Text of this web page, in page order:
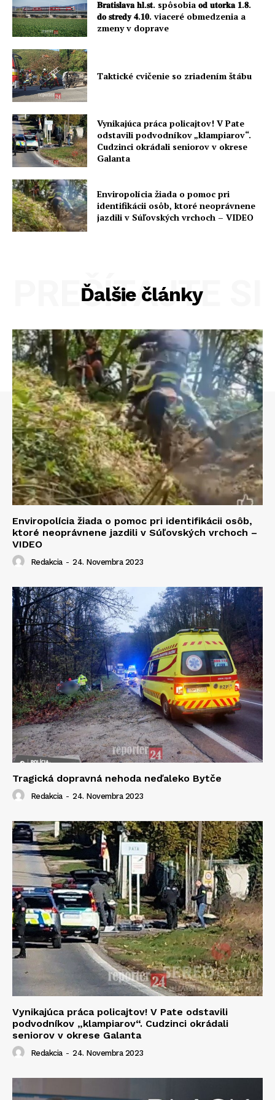
𝐁𝐫𝐚𝐭𝐢𝐬𝐥𝐚𝐯𝐚 𝐡𝐥.𝐬𝐭. spôsobia 𝐨𝐝 𝐮𝐭𝐨𝐫𝐤𝐚 𝟏.𝟖.
𝐝𝐨 𝐬𝐭𝐫𝐞𝐝𝐲 𝟒.𝟏𝟎. viaceré obmedzenia a
zmeny v doprave
Taktické cvičenie so zriadením štábu
Vynikajúca práca policajtov! V Pate
odstavili podvodníkov „klampiarov“.
Cudzinci okrádali seniorov v okrese
Galanta
Enviropolícia žiada o pomoc pri
identifikácii osôb, ktoré neoprávnene
jazdili v Súľovských vrchoch – VIDEO
Ďalšie články
PREČÍTAJTE SI
Enviropolícia žiada o pomoc pri identifikácii osôb,
ktoré neoprávnene jazdili v Súľovských vrchoch –
VIDEO
Redakcia - 24. Novembra 2023
Tragická dopravná nehoda neďaleko Bytče
Redakcia - 24. Novembra 2023
Vynikajúca práca policajtov! V Pate odstavili
podvodníkov „klampiarov“. Cudzinci okrádali
seniorov v okrese Galanta
Redakcia - 24. Novembra 2023